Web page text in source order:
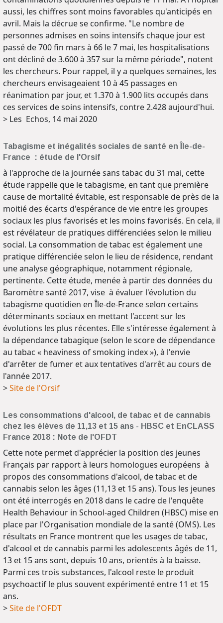
aussi, les chiffres sont moins favorables qu'anticipés en
avril. Mais la décrue se confirme. "Le nombre de
personnes admises en soins intensifs chaque jour est
passé de 700 fin mars à 66 le 7 mai, les hospitalisations
ont décliné de 3.600 à 357 sur la même période", notent
les chercheurs. Pour rappel, il y a quelques semaines, les
chercheurs envisageaient 10 à 45 passages en
réanimation par jour, et 1.370 à 1.900 lits occupés dans
ces services de soins intensifs, contre 2.428 aujourd'hui.
> Les Echos, 14 mai 2020
Tabagisme et inégalités sociales de santé en Île-de-
France : étude de l'Orsif
à l'approche de la journée sans tabac du 31 mai, cette
étude rappelle que le tabagisme, en tant que première
cause de mortalité évitable, est responsable de près de la
moitié des écarts d'espérance de vie entre les groupes
sociaux les plus favorisés et les moins favorisés. En cela, il
est révélateur de pratiques différenciées selon le milieu
social. La consommation de tabac est également une
pratique différenciée selon le lieu de résidence, rendant
une analyse géographique, notamment régionale,
pertinente. Cette étude, menée à partir des données du
Baromètre santé 2017, vise à évaluer l'évolution du
tabagisme quotidien en Île-de-France selon certains
déterminants sociaux en mettant l'accent sur les
évolutions les plus récentes. Elle s'intéresse également à
la dépendance tabagique (selon le score de dépendance
au tabac « heaviness of smoking index »), à l'envie
d'arrêter de fumer et aux tentatives d'arrêt au cours de
l'année 2017.
>Site de l'Orsif
Les consommations d'alcool, de tabac et de cannabis
chez les élèves de 11,13 et 15 ans - HBSC et EnCLASS
France 2018 : Note de l'OFDT
Cette note permet d'apprécier la position des jeunes
Français par rapport à leurs homologues européens à
propos des consommations d'alcool, de tabac et de
cannabis selon les âges (11,13 et 15 ans). Tous les jeunes
ont été interrogés en 2018 dans le cadre de l'enquête
Health Behaviour in School-aged Children (HBSC) mise en
place par l'Organisation mondiale de la santé (OMS). Les
résultats en France montrent que les usages de tabac,
d'alcool et de cannabis parmi les adolescents âgés de 11,
13 et 15 ans sont, depuis 10 ans, orientés à la baisse.
Parmi ces trois substances, l'alcool reste le produit
psychoactif le plus souvent expérimenté entre 11 et 15
ans.
>Site de l'OFDT